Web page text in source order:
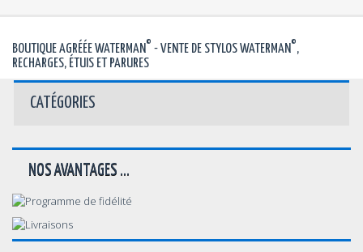
BOUTIQUE AGRÉÉE WATERMAN© - VENTE DE STYLOS WATERMAN©,
RECHARGES, ÉTUIS ET PARURES
CATÉGORIES
NOS AVANTAGES ...